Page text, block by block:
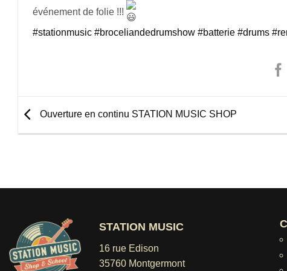
événement de folie !!!
#stationmusic #broceliandedrumshow #batterie #drums
Ouverture en continu STATION MUSIC SHOP
STATION MUSIC
16 rue Edison
35760 Montgermont